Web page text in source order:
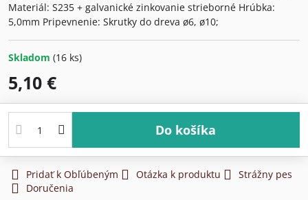
Materiál: S235 + galvanické zinkovanie strieborné Hrúbka:
5,0mm Pripevnenie: Skrutky do dreva ø6, ø10;
Skladom (16 ks)
5,10 €
Do košíka
Pridať k Obľúbeným Otázka k produktu
Strážny pes
Doručenia